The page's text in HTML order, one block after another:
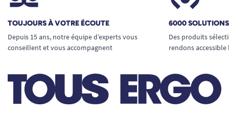
TOUJOURS À VOTRE ÉCOUTE
Depuis 15 ans, notre équipe d’experts vous
conseillent et vous accompagnent
6000
Des produits
rendons